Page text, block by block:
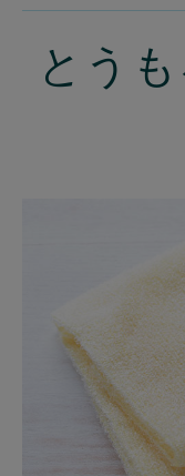
とう